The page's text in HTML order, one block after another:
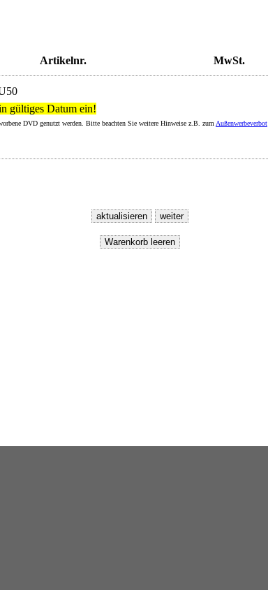
Artikelnr. MwSt.
gültiges Datum ein!
DVD genutzt werden. Bitte beachten Sie weitere Hinweise z.B. zum Außenwerbeverbot